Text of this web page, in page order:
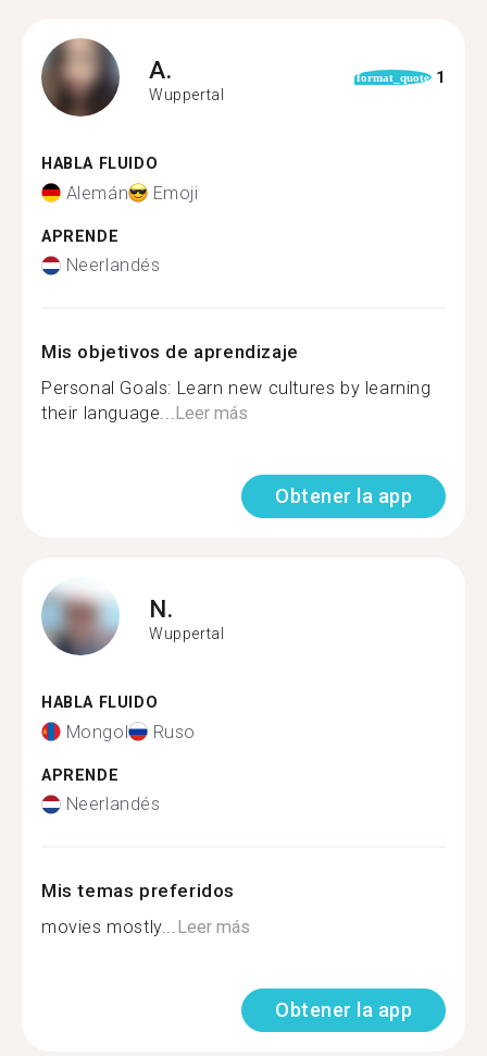
A.
Wuppertal
format_quote 1
HABLA FLUIDO
Alemán Emoji
APRENDE
Neerlandés
Mis objetivos de aprendizaje
Personal Goals: Learn new cultures by learning
their language...Leer más
Obtener la app
N.
Wuppertal
HABLA FLUIDO
Mongol Ruso
APRENDE
Neerlandés
Mis temas preferidos
movies mostly...Leer más
Obtener la app